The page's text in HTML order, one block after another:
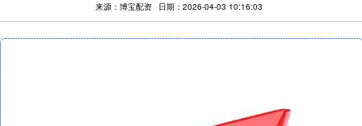
来源：博宝配资 日期：2026-04-03 10:16:03